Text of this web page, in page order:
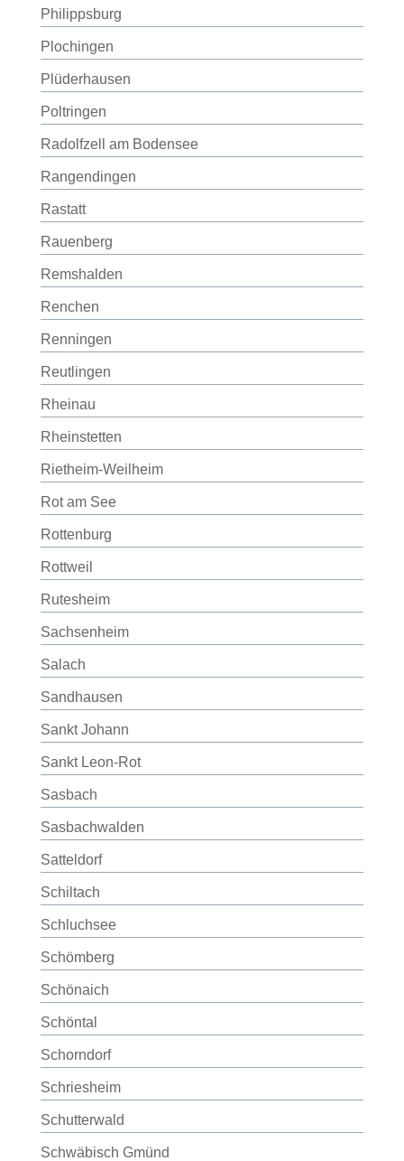
Philippsburg
Plochingen
Plüderhausen
Poltringen
Radolfzell am Bodensee
Rangendingen
Rastatt
Rauenberg
Remshalden
Renchen
Renningen
Reutlingen
Rheinau
Rheinstetten
Rietheim-Weilheim
Rot am See
Rottenburg
Rottweil
Rutesheim
Sachsenheim
Salach
Sandhausen
Sankt Johann
Sankt Leon-Rot
Sasbach
Sasbachwalden
Satteldorf
Schiltach
Schluchsee
Schömberg
Schönaich
Schöntal
Schorndorf
Schriesheim
Schutterwald
Schwäbisch Gmünd